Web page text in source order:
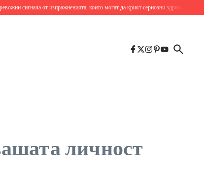
сигнала от изпражненията, които могат да крият сериозни здравословни
личност